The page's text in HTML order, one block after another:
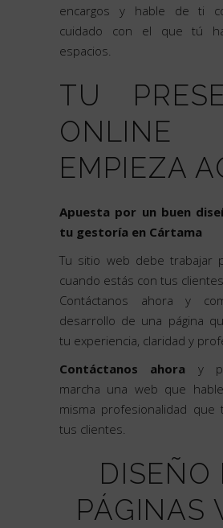
encargos y hable de ti
cuidado con el que tú
espacios.
TU
ONLINE
EMPIEZA
Apuesta por un buen
tu gestoría en Cártama
Tu sitio web debe trabajar
cuando estás con tus
Contáctanos ahora y
desarrollo de una página
tu experiencia, claridad y
Contáctanos ahora y
marcha una web que
misma profesionalidad que
tus clientes.
DISEÑO
PÁGINAS